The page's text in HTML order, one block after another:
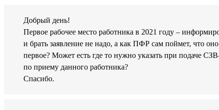
Добрый день!
Первое рабочее место работника в 2021 году –
и брать заявление не надо, а как ПФР сам поймет, что оно
первое? Может есть где то нужно указать при подаче
по приему данного работника?
Спасибо.